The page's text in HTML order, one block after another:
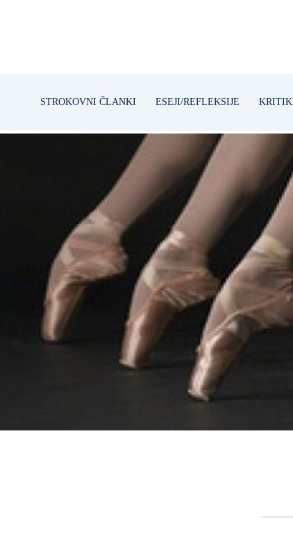
STROKOVNI ČLANKI ESEJI/REFLEKSIJE